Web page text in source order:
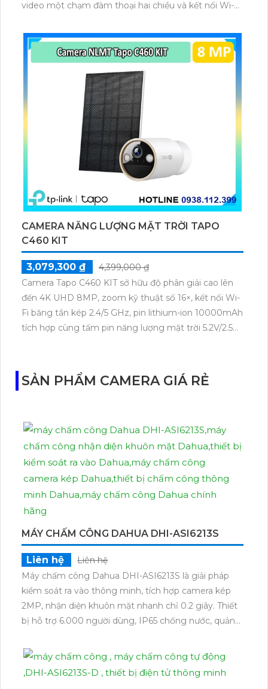
video một chạm đàm thoại hai chiều và kết nối Wi-Fi
microSD tối đa 256GB hoặc lưu đám mây dễ lắp đặt
cho gia đình và văn phòng nhỏ.
CAMERA NĂNG LƯỢNG MẶT TRỜI TAPO
C460 KIT
3,079,300 ₫
4,399,000 ₫
Camera Tapo C460 KIT sở hữu độ phân giải cao lên
đến 4K UHD 8MP, zoom kỹ thuật số 16×, kết nối Wi-
Fi băng tần kép 2.4/5 GHz, pin lithium-ion 10000mAh
tích hợp cùng tấm pin năng lượng mặt trời 5.2V/2.5W.
SẢN PHẨM CAMERA GIÁ RẺ
MÁY CHẤM CÔNG DAHUA DHI-ASI6213S
Liên hệ
Liên hệ
Máy chấm công Dahua DHI-ASI6213S là giải pháp
kiểm soát ra vào thông minh, tích hợp camera kép
2MP, nhận diện khuôn mặt nhanh chỉ 0.2 giây. Thiết
bị hỗ trợ 6.000 người dùng, IP65 chống nước, quản
bệnh viện và nhà máy.